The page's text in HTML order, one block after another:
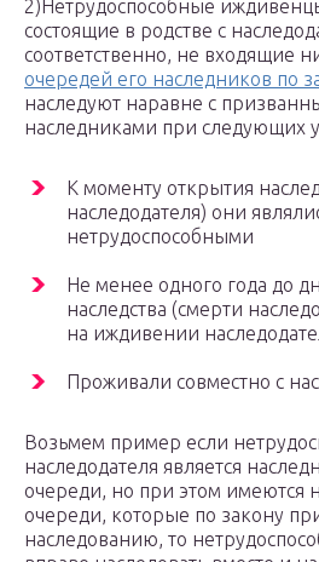
2)Нетрудоспособные
состоящие в родстве с
соответственно, не входящие
очередей его наследников по
наследуют наравне с
наследниками при следующих
К моменту открытия
наследодателя) они
нетрудоспособными
Не менее одного года до
наследства (смерти
на иждивении
Проживали совместно с
Возьмем пример если
наследодателя является
очереди, но при этом имеются
очереди, которые по закону
наследованию, то